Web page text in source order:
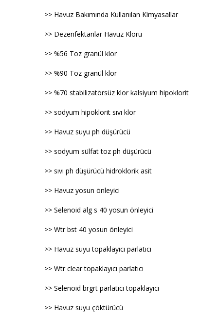
>> Havuz Bakımında Kullanılan Kimyasallar
>> Dezenfektanlar Havuz Kloru
>> %56 Toz granül klor
>> %90 Toz granül klor
>> %70 stabilizatörsüz klor kalsiyum hipoklorit
>> sodyum hipoklorit sıvı klor
>> Havuz suyu ph düşürücü
>> sodyum sülfat toz ph düşürücü
>> sıvı ph düşürücü hidroklorik asit
>> Havuz yosun önleyici
>> Selenoid alg s 40 yosun önleyici
>> Wtr bst 40 yosun önleyici
>> Havuz suyu topaklayıcı parlatıcı
>> Wtr clear topaklayıcı parlatıcı
>> Selenoid brgrt parlatıcı topaklayıcı
>> Havuz suyu çöktürücü